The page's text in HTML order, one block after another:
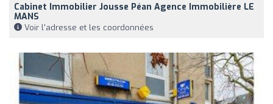
Cabinet Immobilier Jousse Péan Agence Immobilière LE
MANS
Voir l'adresse et les coordonnées